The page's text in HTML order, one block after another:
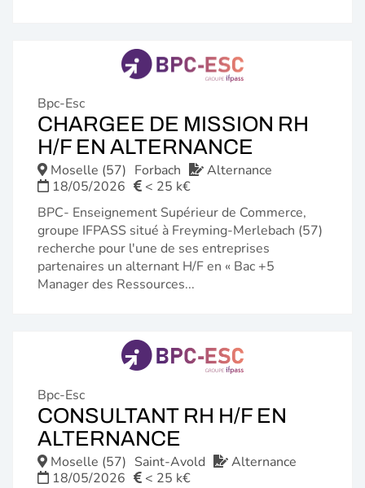
Bpc-Esc
CHARGEE DE MISSION RH
H/F EN ALTERNANCE
FENÊTRE)
Moselle (57) Forbach
Alternance
18/05/2026
< 25 k€
BPC- Enseignement Supérieur de Commerce,
groupe IFPASS situé à Freyming-Merlebach (57)
recherche pour l'une de ses entreprises
partenaires un alternant H/F en « Bac +5
Manager des Ressources...
Bpc-Esc
CONSULTANT RH H/F EN
ALTERNANCE
FENÊTRE)
Moselle (57) Saint-Avold
Alternance
18/05/2026
< 25 k€